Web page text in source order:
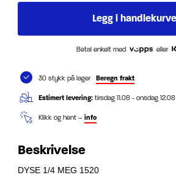
Betal enkelt med eller
30 stykk på lager Beregn frakt
Estimert levering: tirsdag 11.08 - onsdag 12.08
Klikk og hent – info
Beskrivelse
DYSE 1/4 MEG 1520